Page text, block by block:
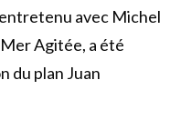
avec Michel
Agitée, a été
du plan Juan